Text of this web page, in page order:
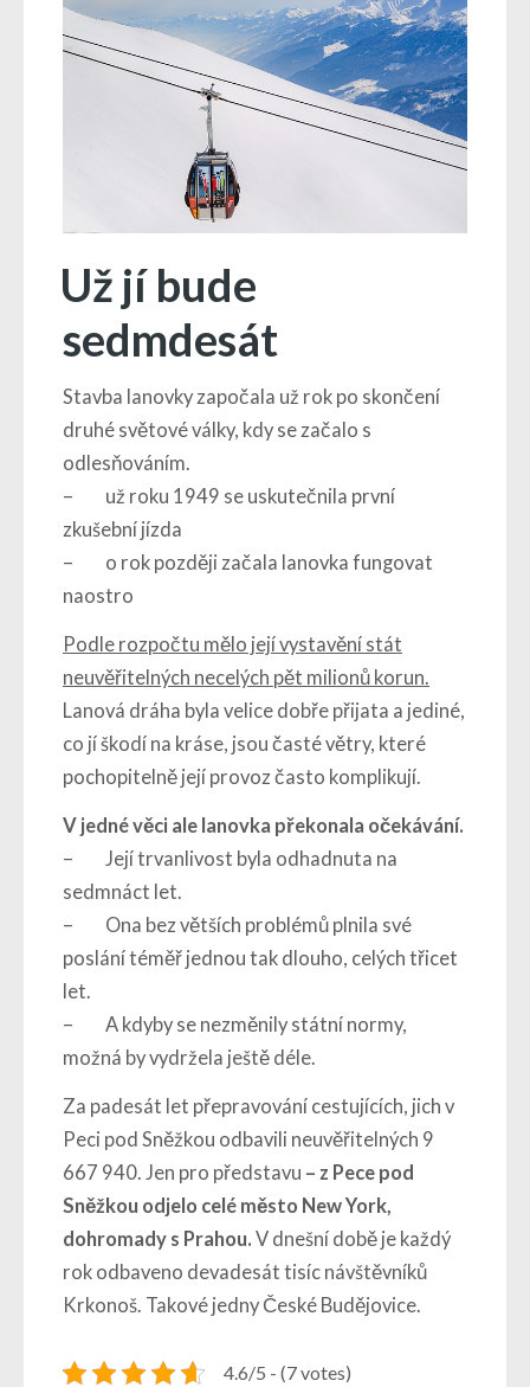
Už jí bude
sedmdesát
Stavba lanovky započala už rok po skončení
druhé světové války, kdy se začalo s
odlesňováním.
– už roku 1949 se uskutečnila první
zkušební jízda
– o rok později začala lanovka fungovat
naostro
Podle rozpočtu mělo její vystavění stát
neuvěřitelných necelých pět milionů korun.
Lanová dráha byla velice dobře přijata a jediné,
co jí škodí na kráse, jsou časté větry, které
pochopitelně její provoz často komplikují.
V jedné věci ale lanovka překonala očekávání.
– Její trvanlivost byla odhadnuta na
sedmnáct let.
– Ona bez větších problémů plnila své
poslání téměř jednou tak dlouho, celých třicet
let.
– A kdyby se nezměnily státní normy,
možná by vydržela ještě déle.
Za padesát let přepravování cestujících, jich v
Peci pod Sněžkou odbavili neuvěřitelných 9
667 940. Jen pro představu – z Pece pod
Sněžkou odjelo celé město New York,
dohromady s Prahou. V dnešní době je každý
rok odbaveno devadesát tisíc návštěvníků
Krkonoš. Takové jedny České Budějovice.
4.6/5 - (7 votes)